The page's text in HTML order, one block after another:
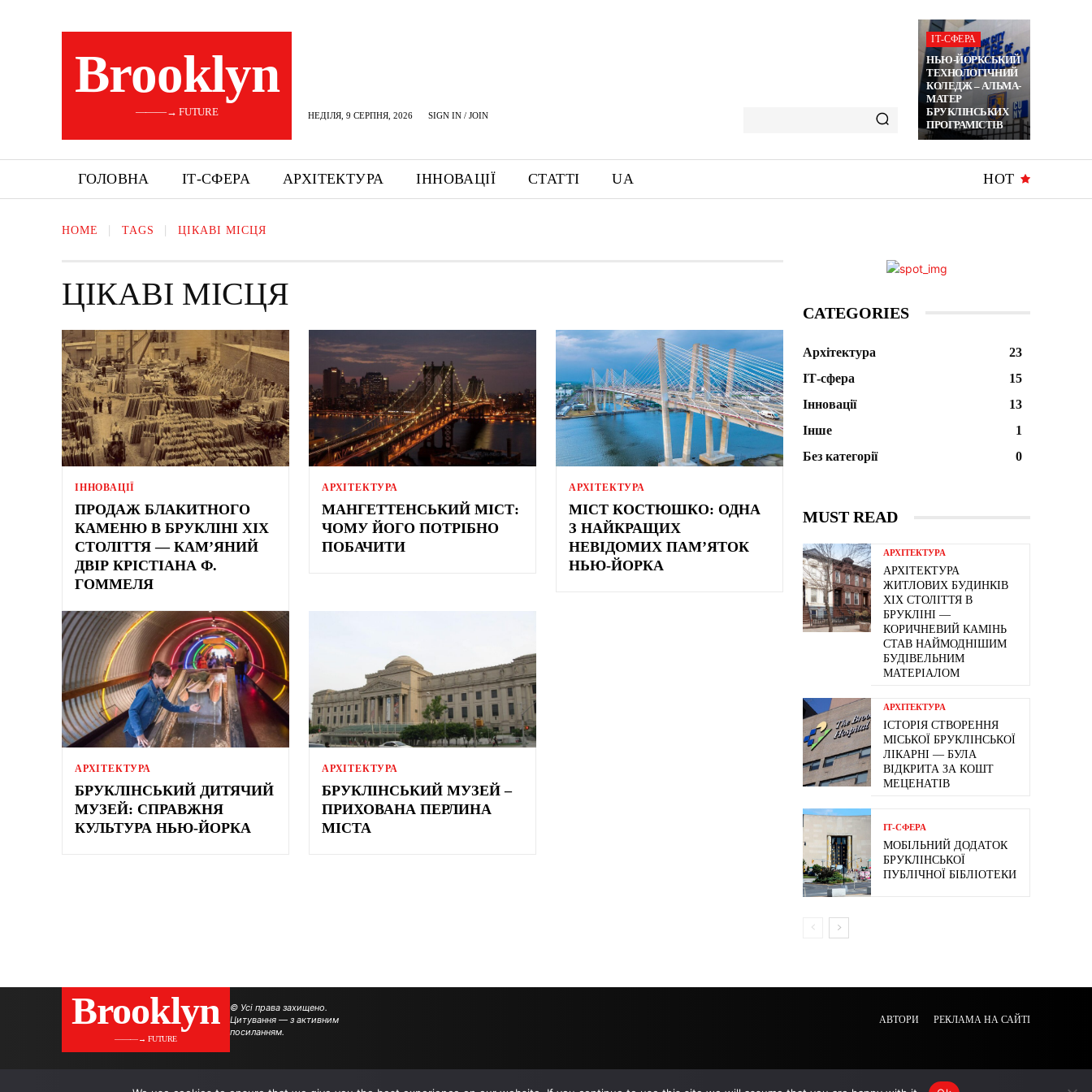
Brooklyn
———→ FUTURE НЕДІЛЯ, 9 СЕРПНЯ, 2026 SIGN IN / JOIN
ІТ-СФЕРА
НЬЮ-ЙОРКСЬКИЙ
ТЕХНОЛОГІЧНИЙ
КОЛЕДЖ – АЛЬМА-
МАТЕР
БРУКЛІНСЬКИХ
ПРОГРАМІСТІВ
ГОЛОВНА ІТ-СФЕРА АРХІТЕКТУРА ІННОВАЦІЇ СТАТТІ UA HOT
HOME TAGS ЦІКАВІ МІСЦЯ
ЦІКАВІ МІСЦЯ
ІННОВАЦІЇ
ПРОДАЖ БЛАКИТНОГО
КАМЕНЮ В БРУКЛІНІ ХІХ
СТОЛІТТЯ — КАМ’ЯНИЙ
ДВІР КРІСТІАНА Ф.
ГОММЕЛЯ
АРХІТЕКТУРА
МАНГЕТТЕНСЬКИЙ МІСТ:
ЧОМУ ЙОГО ПОТРІБНО
ПОБАЧИТИ
АРХІТЕКТУРА
МІСТ КОСТЮШКО: ОДНА
З НАЙКРАЩИХ
НЕВІДОМИХ ПАМ’ЯТОК
НЬЮ-ЙОРКА
АРХІТЕКТУРА
БРУКЛІНСЬКИЙ ДИТЯЧИЙ
МУЗЕЙ: СПРАВЖНЯ
КУЛЬТУРА НЬЮ-ЙОРКА
АРХІТЕКТУРА
БРУКЛІНСЬКИЙ МУЗЕЙ –
ПРИХОВАНА ПЕРЛИНА
МІСТА
CATEGORIES
Архітектура
23
ІТ-сфера
15
Інновації
13
Інше
1
Без категорії
0
MUST READ
АРХІТЕКТУРА
АРХІТЕКТУРА
ЖИТЛОВИХ БУДИНКІВ
ХІХ СТОЛІТТЯ В
БРУКЛІНІ —
КОРИЧНЕВИЙ КАМІНЬ
СТАВ НАЙМОДНІШИМ
БУДІВЕЛЬНИМ
МАТЕРІАЛОМ
АРХІТЕКТУРА
ІСТОРІЯ СТВОРЕННЯ
МІСЬКОЇ БРУКЛІНСЬКОЇ
ЛІКАРНІ — БУЛА
ВІДКРИТА ЗА КОШТ
МЕЦЕНАТІВ
ІТ-СФЕРА
МОБІЛЬНИЙ ДОДАТОК
БРУКЛІНСЬКОЇ
ПУБЛІЧНОЇ БІБЛІОТЕКИ
Brooklyn
———→ FUTURE
© Усі права захищено.
Цитування — з активним
посиланням.
АВТОРИ РЕКЛАМА НА САЙТІ